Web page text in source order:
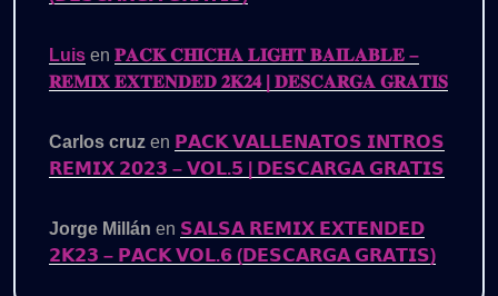
Luis en 𝐏𝐀𝐂𝐊 𝐂𝐇𝐈𝐂𝐇𝐀 𝐋𝐈𝐆𝐇𝐓 𝐁𝐀𝐈𝐋𝐀𝐁𝐋𝐄 –
𝐑𝐄𝐌𝐈𝐗 𝐄𝐗𝐓𝐄𝐍𝐃𝐄𝐃 𝟐𝐊𝟐𝟒 | 𝐃𝐄𝐒𝐂𝐀𝐑𝐆𝐀 𝐆𝐑𝐀𝐓𝐈𝐒
Carlos cruz en 𝗣𝗔𝗖𝗞 𝗩𝗔𝗟𝗟𝗘𝗡𝗔𝗧𝗢𝗦 𝗜𝗡𝗧𝗥𝗢𝗦
𝗥𝗘𝗠𝗜𝗫 𝟮𝟬𝟮𝟯 – 𝗩𝗢𝗟.𝟱 | 𝗗𝗘𝗦𝗖𝗔𝗥𝗚𝗔 𝗚𝗥𝗔𝗧𝗜𝗦
Jorge Millán en 𝗦𝗔𝗟𝗦𝗔 𝗥𝗘𝗠𝗜𝗫 𝗘𝗫𝗧𝗘𝗡𝗗𝗘𝗗
𝟮𝗞𝟮𝟯 – 𝗣𝗔𝗖𝗞 𝗩𝗢𝗟.𝟲 (𝗗𝗘𝗦𝗖𝗔𝗥𝗚𝗔 𝗚𝗥𝗔𝗧𝗜𝗦)